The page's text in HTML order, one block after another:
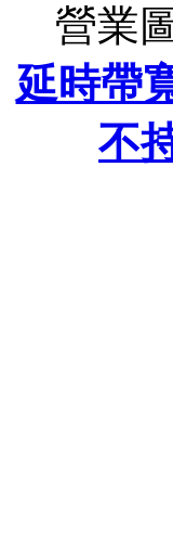
營業
延時帶
不